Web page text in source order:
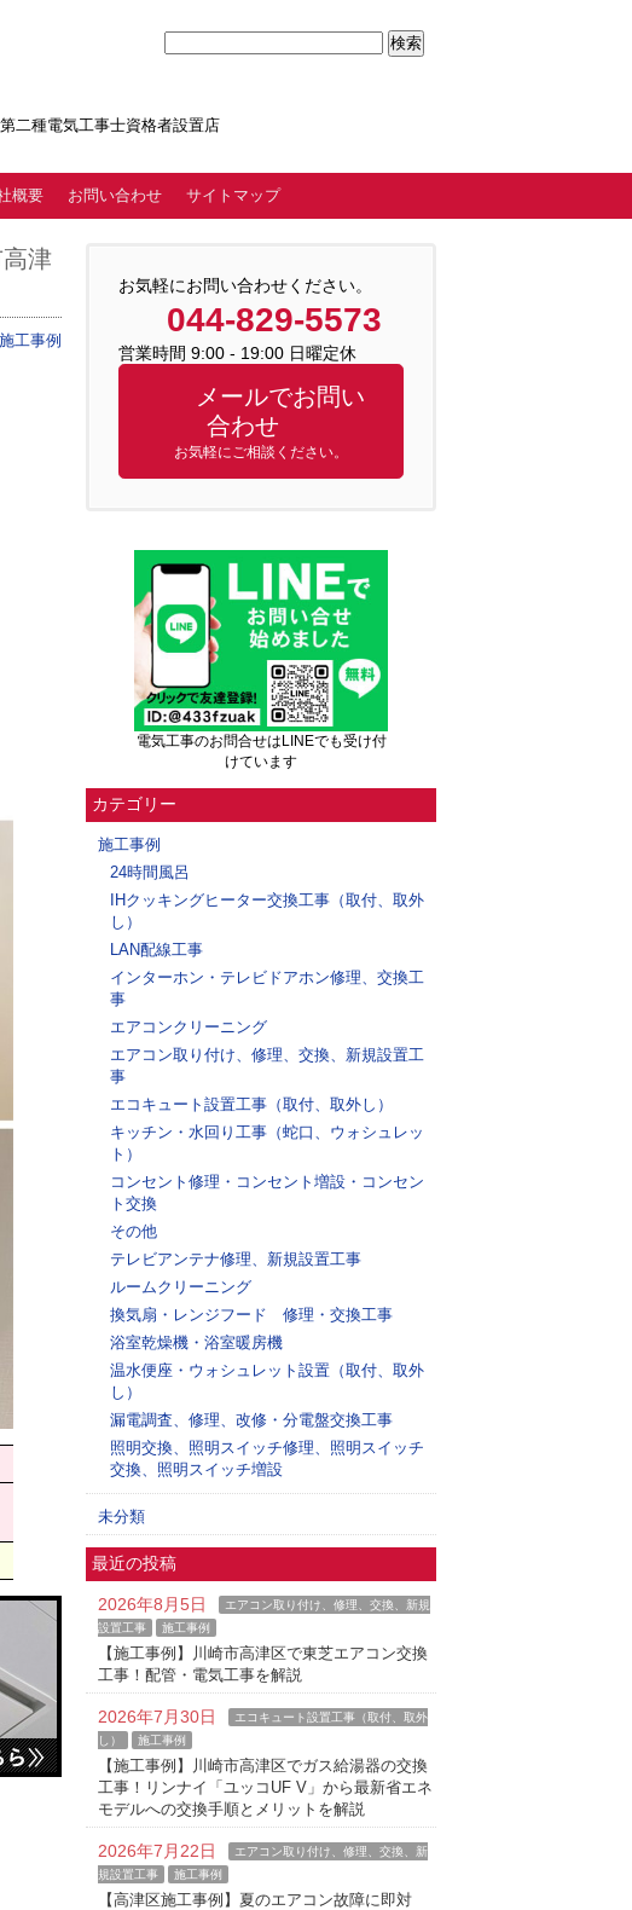
二種電気工事士資格者設置店
概要 お問い合わせ サイトマップ
津
施工事例
お気軽にお問い合わせください。
044-829-5573
営業時間 9:00 - 19:00 日曜定休
メールでお問い
合わせ
お気軽にご相談ください。
電気工事のお問合せはLINEでも受け付
けています
カテゴリー
施工事例
24時間風呂
IHクッキングヒーター交換工事（取付、取外
し）
LAN配線工事
インターホン・テレビドアホン修理、交換工
事
エアコンクリーニング
エアコン取り付け、修理、交換、新規設置工
事
エコキュート設置工事（取付、取外し）
キッチン・水回り工事（蛇口、ウォシュレッ
ト）
コンセント修理・コンセント増設・コンセン
ト交換
その他
テレビアンテナ修理、新規設置工事
ルームクリーニング
換気扇・レンジフード 修理・交換工事
浴室乾燥機・浴室暖房機
温水便座・ウォシュレット設置（取付、取外
し）
漏電調査、修理、改修・分電盤交換工事
照明交換、照明スイッチ修理、照明スイッチ
交換、照明スイッチ増設
未分類
最近の投稿
2026年8月5日
エアコン取り付け、修理、交換、新規
設置工事
施工事例
【施工事例】川崎市高津区で東芝エアコン交換
工事！配管・電気工事を解説
2026年7月30日
エコキュート設置工事（取付、取外
し）
施工事例
【施工事例】川崎市高津区でガス給湯器の交換
工事！リンナイ「ユッコUF V」から最新省エネ
モデルへの交換手順とメリットを解説
2026年7月22日
エアコン取り付け、修理、交換、新
規設置工事
施工事例
【高津区施工事例】夏のエアコン故障に即対